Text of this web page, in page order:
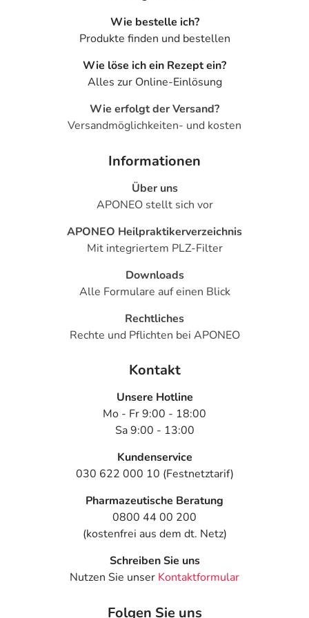
- Anstieg der Nierenwerte
- Vermehrter Gallenfarbstoff (Bilirubin) im Blut
- Gerinnungszeit des Blutes verlängert (INR erhöht)
- Erhöhte Eiweißausscheidung im Urin (Proteinurie)
- Gewichtsabnahme
- Schwindelgefühl
- Missempfindungen
- Verdauungsbeschwerden
- Durchfälle
- Mundtrockenheit
- Juckreiz (Pruritus)
- Nesselausschlag (Urtikaria)
- Beschwerden des Haltungs- und Bewegungsapparates
- Schmerzen im Haltungs- und Bewegungsapparat
- Schmerzen im Arm oder im Bein
- Kraftlosigkeit bzw. Schwäche
- Brustkorbschmerzen
- Erschöpfung
- Unwohlsein
Wie bestelle ich?
Produkte finden und bestellen
Wie löse ich ein Rezept ein?
Alles zur Online-Einlösung
Wie erfolgt der Versand?
Versandmöglichkeiten- und kosten
Informationen
Über uns
APONEO stellt sich vor
APONEO Heilpraktikerverzeichnis
Mit integriertem PLZ-Filter
Downloads
Alle Formulare auf einen Blick
Rechtliches
Rechte und Pflichten bei APONEO
Kontakt
Unsere Hotline
Mo - Fr 9:00 - 18:00
Sa 9:00 - 13:00
Kundenservice
030 622 000 10 (Festnetztarif)
Pharmazeutische Beratung
0800 44 00 200
(kostenfrei aus dem dt. Netz)
Schreiben Sie uns
Nutzen Sie unser Kontaktformular
Folgen Sie uns